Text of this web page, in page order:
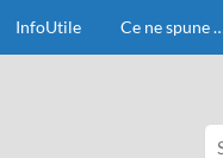
InfoUtile Ce ne spune